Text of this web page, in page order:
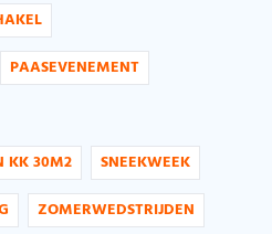
PAASEVENEMENT
KK 30M2
SNEEKWEEK
ZOMERWEDSTRIJDEN